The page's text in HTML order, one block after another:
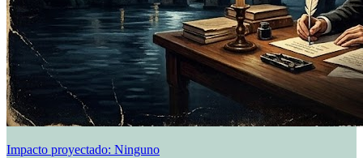
Impacto proyectado: Ninguno